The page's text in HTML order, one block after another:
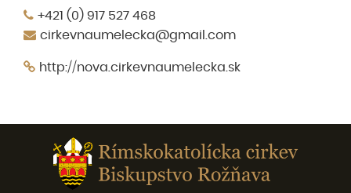
+421 (0) 917 527 468
cirkevnaumelecka@gmail.com
http://nova.cirkevnaumelecka.sk